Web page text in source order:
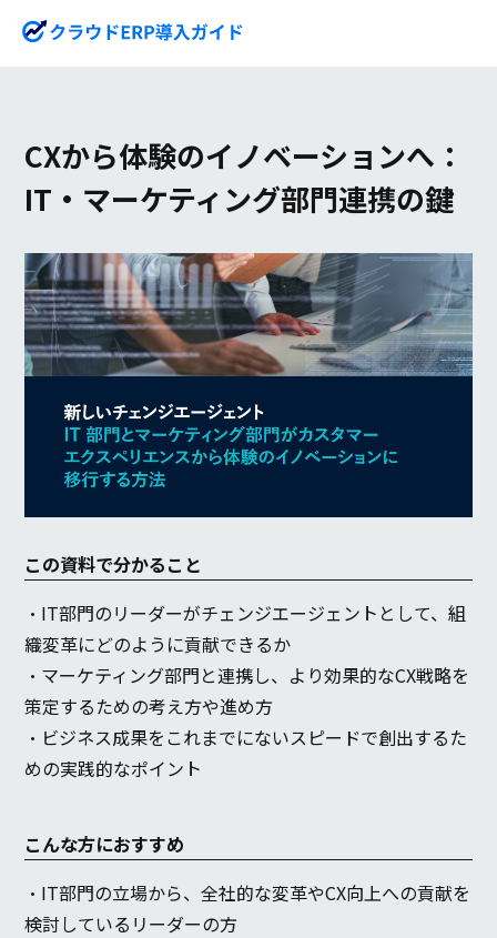
CXから体験のイノベーションへ：
IT・マーケティング部門連携の鍵
この資料で分かること
・IT部門のリーダーがチェンジエージェントとして、組
織変革にどのように貢献できるか
・マーケティング部門と連携し、より効果的なCX戦略を
策定するための考え方や進め方
・ビジネス成果をこれまでにないスピードで創出するた
めの実践的なポイント
こんな方におすすめ
・IT部門の立場から、全社的な変革やCX向上への貢献を
検討しているリーダーの方